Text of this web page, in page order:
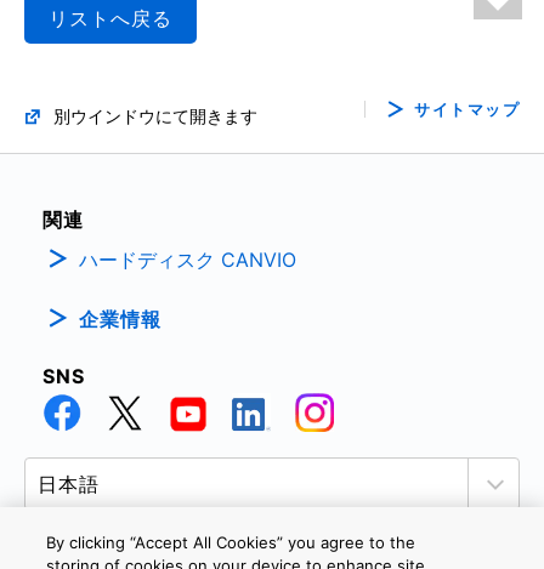
リストへ戻る
別ウインドウにて開きます サイトマップ
関連
ハードディスク CANVIO
企業情報
SNS
By clicking “Accept All Cookies” you agree to the